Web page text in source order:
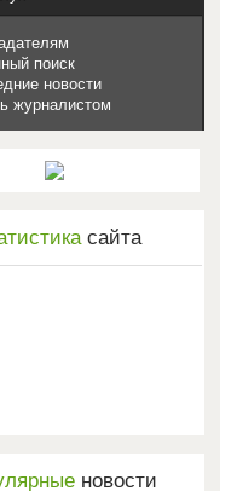
поиск
новости
журналистом
сайта
новости